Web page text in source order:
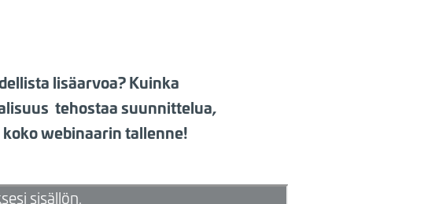
lisäarvoa? Kuinka
tehostaa suunnittelua,
webinaarin tallenne!
sisällön.